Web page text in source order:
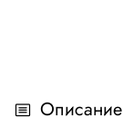
Описание